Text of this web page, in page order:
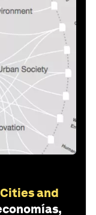
Cities and